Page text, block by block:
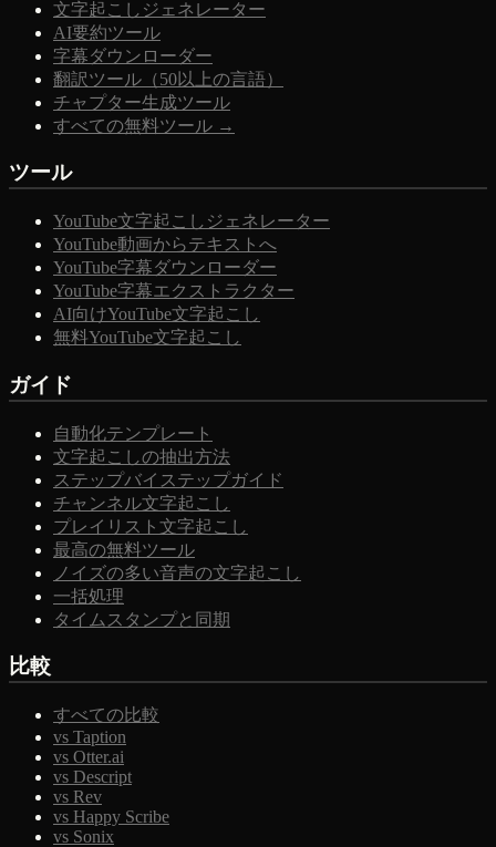
文字起こしジェネレーター
AI要約ツール
字幕ダウンローダー
翻訳ツール（50以上の言語）
チャプター生成ツール
すべての無料ツール →
ツール
YouTube文字起こしジェネレーター
YouTube動画からテキストへ
YouTube字幕ダウンローダー
YouTube字幕エクストラクター
AI向けYouTube文字起こし
無料YouTube文字起こし
ガイド
自動化テンプレート
文字起こしの抽出方法
ステップバイステップガイド
チャンネル文字起こし
プレイリスト文字起こし
最高の無料ツール
ノイズの多い音声の文字起こし
一括処理
タイムスタンプと同期
比較
すべての比較
vs Taption
vs Otter.ai
vs Descript
vs Rev
vs Happy Scribe
vs Sonix